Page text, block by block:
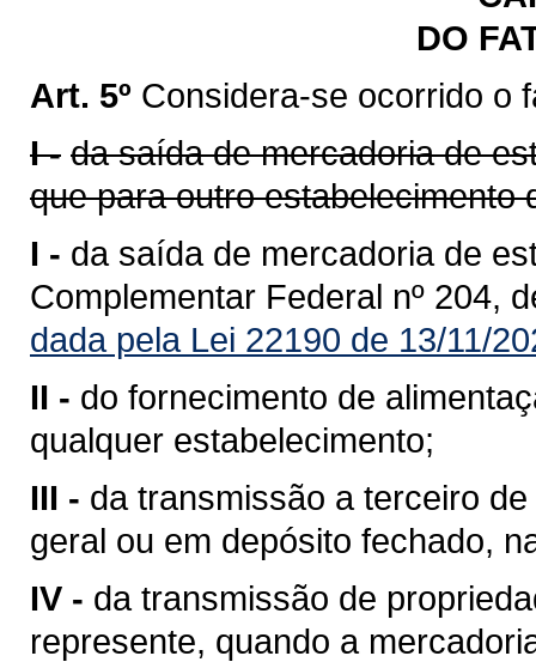
DO
Art. 5º Considera-se ocorrido o
I - da saída de mercadoria de
que para outro estabelecimento
I - da saída de mercadoria de
Complementar Federal nº 204,
dada pela Lei 22190 de 13/11/
II - do fornecimento de
qualquer estabelecimento;
III - da transmissão a terceiro
geral ou em depósito fechado,
IV - da transmissão de
represente, quando a